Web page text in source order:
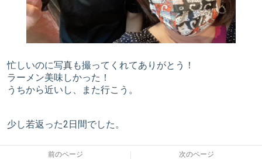
忙しいのに写真も撮ってくれてありがとう！
ラーメン美味しかった！
うちから近いし、また行こう。
少し若返った2日間でした。
前のページ 次のページ